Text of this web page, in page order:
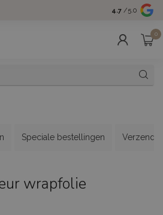
Groot
4.7 /5.0
0
Speciale bestellingen
wrapfolie